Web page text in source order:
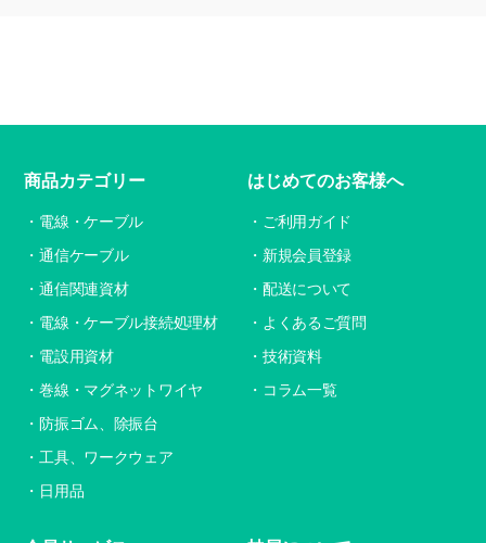
商品カテゴリー
電線・ケーブル
通信ケーブル
通信関連資材
電線・ケーブル接続処理材
電設用資材
巻線・マグネットワイヤ
防振ゴム、除振台
工具、ワークウェア
日用品
はじめてのお客様へ
ご利用ガイド
新規会員登録
配送について
よくあるご質問
技術資料
コラム一覧